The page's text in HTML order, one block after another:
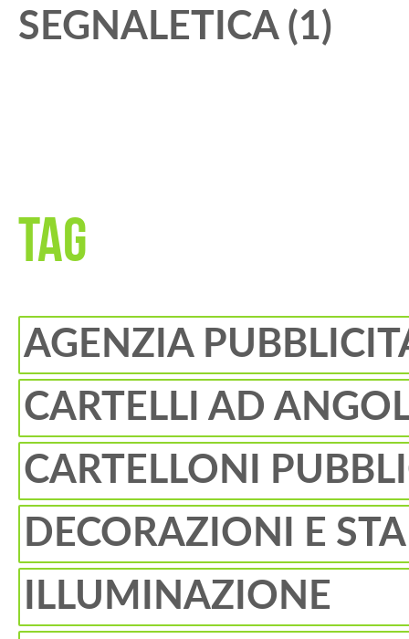
SEGNALETICA (1)
TAG
AGENZIA
CARTELLI AD
CARTELLONI
DECORAZIONI E
ILLUMINAZIONE